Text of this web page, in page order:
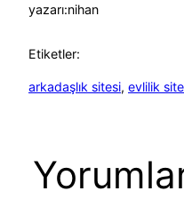
yazarı:nihan
Etiketler:
arkadaşlık sitesi, evlilik